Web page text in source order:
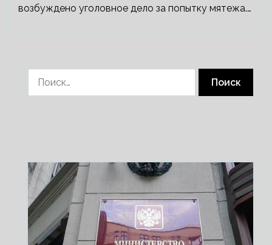
возбуждено уголовное дело за попытку мятежа.…